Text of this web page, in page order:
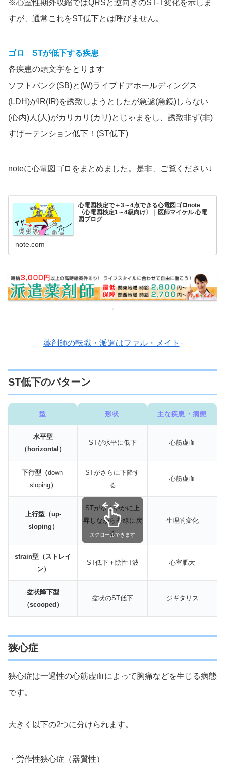
※心室性期外収縮ではQRSと逆向きのST-T変化を示しま
すが、通常これをST低下とは呼びません。
ゴロ STが低下する疾患
各疾患の頭文字をとります
ソフトバンク(SB)と(W)ライブドアホールディングス
(LDH)がIR(IR)を誘致しようとしたが急遽(急鏡)しらない
(心内)人(人)がカリカリ(カリ)とじゃまをし、誘致非ず(非)
すげーテンション低下！(ST低下)
noteに心電図ゴロをまとめました。是非、ご覧ください↓
心電図検定で＋3～4点できる心電図ゴロnote
〈心電図検定1～4級向け〉｜医師マイケル 心電
図ブログ
note.com
薬剤師の転職・派遣はファル・メイト
ST低下のパターン
型 形状 主な疾患・病態
水平型
（horizontal）
STが水平に低下 心筋虚血
下行型（down-
sloping）
STがさらに下降す
る
心筋虚血
上行型（up-
sloping）
STがゆるやかに上
昇しながら基線に戻
る
生理的変化
strain型（ストレイ
ン）
ST低下＋陰性T波 心室肥大
盆状降下型
（scooped）
盆状のST低下 ジギタリス
スクロールできます
狭心症
狭心症は一過性の心筋虚血によって胸痛などを生じる病態
です。
大きく以下の2つに分けられます。
・労作性狭心症（器質性）